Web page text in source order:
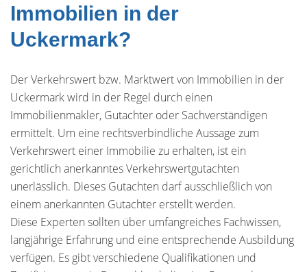
Immobilien in der
Uckermark?
Der Verkehrswert bzw. Marktwert von Immobilien in der
Uckermark wird in der Regel durch einen
Immobilienmakler, Gutachter oder Sachverständigen
ermittelt. Um eine rechtsverbindliche Aussage zum
Verkehrswert einer Immobilie zu erhalten, ist ein
gerichtlich anerkanntes Verkehrswertgutachten
unerlässlich. Dieses Gutachten darf ausschließlich von
einem anerkannten Gutachter erstellt werden.
Diese Experten sollten über umfangreiches Fachwissen,
langjährige Erfahrung und eine entsprechende Ausbildung
verfügen. Es gibt verschiedene Qualifikationen und